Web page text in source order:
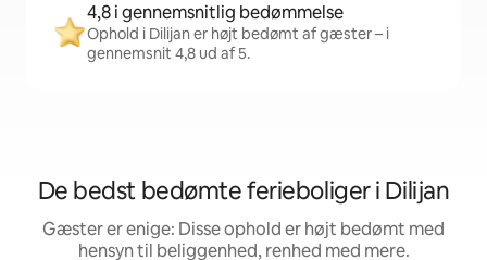
4,8 i gennemsnitlig bedømmelse
Ophold i Dilijan er højt bedømt af gæster – i
gennemsnit 4,8 ud af 5.
De bedst bedømte ferieboliger i Dilijan
Gæster er enige: Disse ophold er højt bedømt med
hensyn til beliggenhed, renhed med mere.